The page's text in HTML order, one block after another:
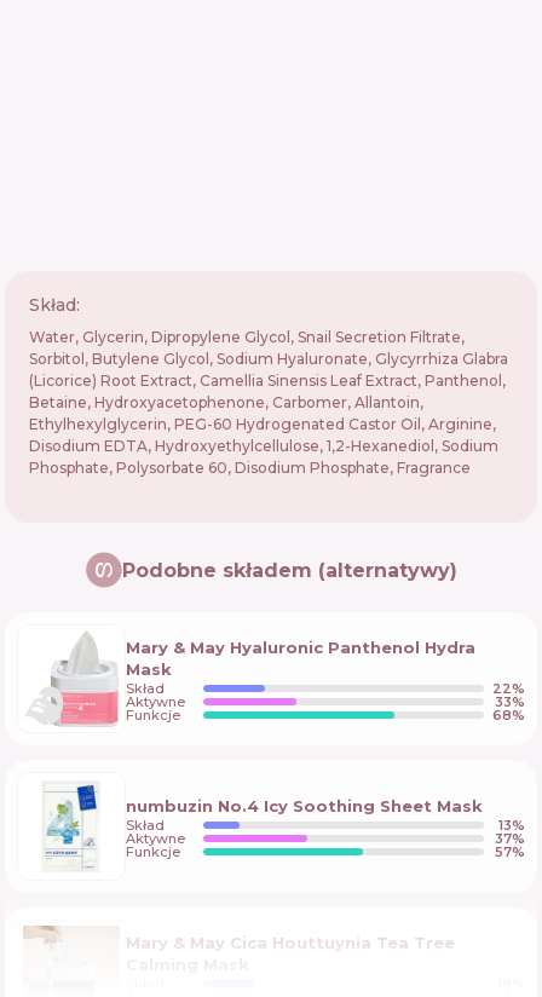
Skład:
Water, Glycerin, Dipropylene Glycol, Snail Secretion Filtrate,
Sorbitol, Butylene Glycol, Sodium Hyaluronate, Glycyrrhiza Glabra
(Licorice) Root Extract, Camellia Sinensis Leaf Extract, Panthenol,
Betaine, Hydroxyacetophenone, Carbomer, Allantoin,
Ethylhexylglycerin, PEG-60 Hydrogenated Castor Oil, Arginine,
Disodium EDTA, Hydroxyethylcellulose, 1,2-Hexanediol, Sodium
Phosphate, Polysorbate 60, Disodium Phosphate, Fragrance
Podobne składem (alternatywy)
Mary & May Hyaluronic Panthenol Hydra
Mask
Skład 22%
Aktywne 33%
Funkcje 68%
numbuzin No.4 Icy Soothing Sheet Mask
Skład 13%
Aktywne 37%
Funkcje 57%
Mary & May Cica Houttuynia Tea Tree